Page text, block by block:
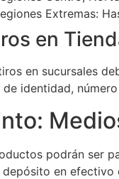
Extremas:
en
en sucursales
de identidad,
podrán ser
depósito en efectivo